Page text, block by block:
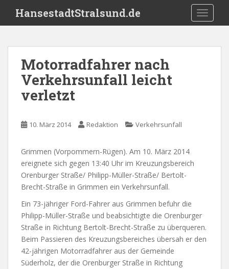
i
HansestadtStralsund.de
Motorradfahrer nach
Verkehrsunfall leicht
verletzt
10. März 2014 Redaktion Verkehrsunfall
Grimmen (Vorpommern-Rügen). Am 10. März 2014
ereignete sich gegen 13:40 Uhr im Kreuzungsbereich
Orenburger Straße/ Philipp-Müller-Straße/ Bertolt-
Brecht-Straße in Grimmen ein Verkehrsunfall.
Ein 73-jähriger Ford-Fahrer aus Grimmen befuhr die
Philipp-Müller-Straße und beabsichtigte die Orenburger
Straße in Richtung Bertolt-Brecht-Straße zu überqueren.
Beim Passieren des Kreuzungsbereiches übersah er den
42-jährigen Motorradfahrer aus der Gemeinde
Süderholz, der die Orenburger Straße in Richtung